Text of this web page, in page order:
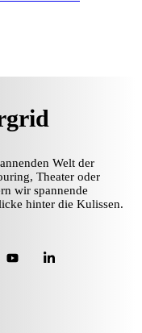
Welt der
Theater oder
wir spannende
hinter die Kulissen.